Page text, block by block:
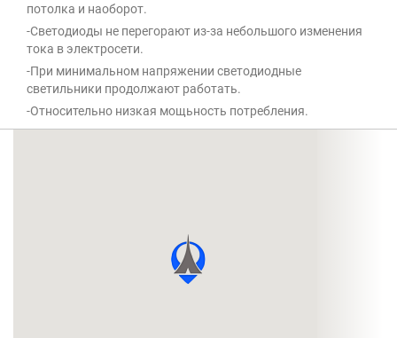
потолка и наоборот.
-Светодиоды не перегорают из-за небольшого изменения
тока в электросети.
-При минимальном напряжении светодиодные
светильники продолжают работать.
-Относительно низкая мощьность потребления.